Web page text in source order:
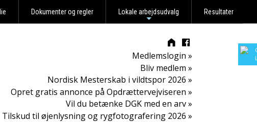
Dokumenter og regler Lokale arbejdsudvalg Resultater
Medlemslogin »
Bliv medlem »
Nordisk Mesterskab i vildtspor 2026 »
Opret gratis annonce på Opdrættervejviseren »
Vil du betænke DGK med en arv »
Tilskud til øjenlysning og rygfotografering 2026 »